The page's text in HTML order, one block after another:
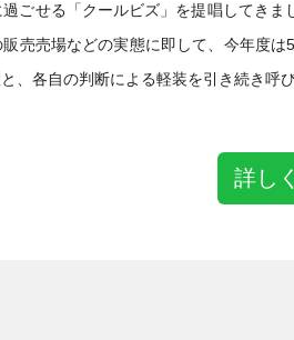
ごせる「クールビズ」を提唱してき
売売場などの実態に即して、今年度
、各自の判断による軽装を引き続き呼
詳し